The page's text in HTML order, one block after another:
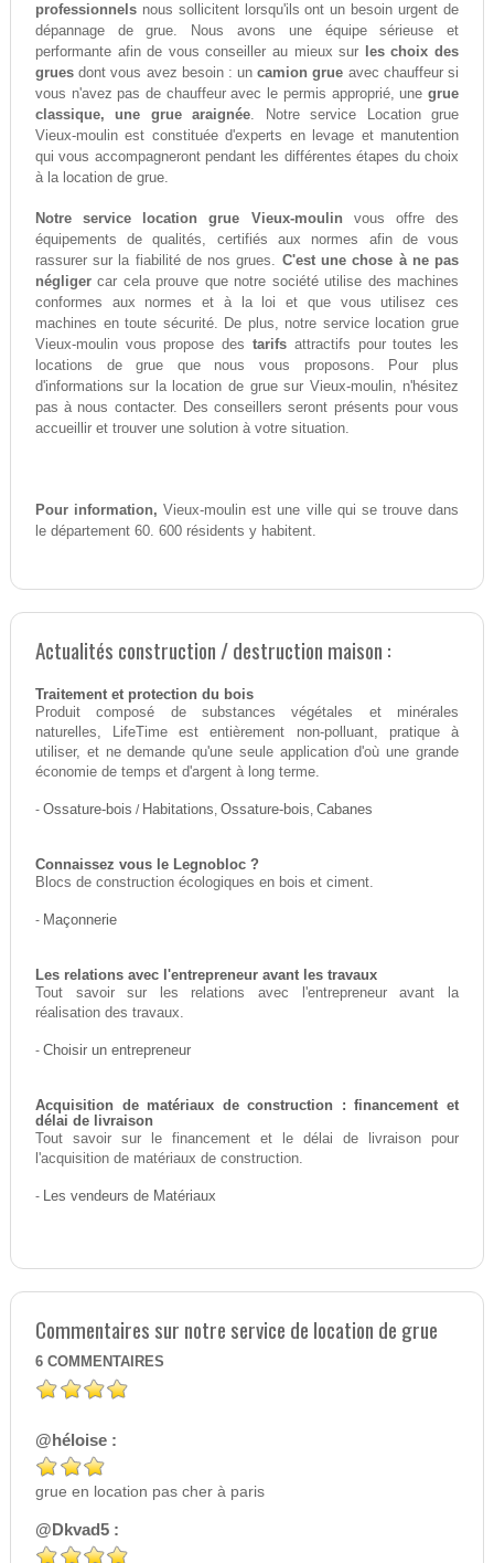
professionnelsnous sollicitent lorsqu'ils ont un besoin urgent de
dépannage de grue. Nous avons une équipe sérieuse et
performante afin de vous conseiller au mieux sur
les choix des
gruesdont vous avez besoin : uncamion grue avec chauffeur si
vous n'avez pas de chauffeur avec le permis approprié, unegrue
classique, une grue araignée. Notre service Location grue
Vieux-moulin est constituée d'experts en levage et manutention
qui vous accompagneront pendant les différentes étapes du choix
à la location de grue.
Notre service location grue Vieux-moulin vous offre des
équipements de qualités, certifiés aux normes afin de vous
rassurer sur la fiabilité de nos grues. C'est une chose à ne pas
négligercar cela prouve que notre société utilise des machines
conformes aux normes et à la loi et que vous utilisez ces
machines en toute sécurité. De plus, notre service location grue
Vieux-moulin vous propose des tarifs attractifs pour toutes les
locations de grue que nous vous proposons. Pour plus
d'informations sur la location de grue sur Vieux-moulin, n'hésitez
pas à nous contacter. Des conseillers seront présents pour vous
accueillir et trouver une solution à votre situation.
Pour information, Vieux-moulin est une ville qui se trouve dans
le département 60. 600 résidents y habitent.
Actualités construction / destruction maison :
Traitement et protection du bois
Produit composé de substances végétales et minérales
naturelles, LifeTime est entièrement non-polluant, pratique à
utiliser, et ne demande qu'une seule application d'où une grande
économie de temps et d'argent à long terme.
- Ossature-bois / Habitations, Ossature-bois, Cabanes
Connaissez vous le Legnobloc ?
Blocs de construction écologiques en bois et ciment.
- Maçonnerie
Les relations avec l'entrepreneur avant les travaux
Tout savoir sur les relations avec l'entrepreneur avant la
réalisation des travaux.
- Choisir un entrepreneur
Acquisition de matériaux de construction : financement et
délai de livraison
Tout savoir sur le financement et le délai de livraison pour
l'acquisition de matériaux de construction.
- Les vendeurs de Matériaux
Commentaires sur notre service de location de grue
6 COMMENTAIRES
@héloise :
grue en location pas cher à paris
@Dkvad5 :